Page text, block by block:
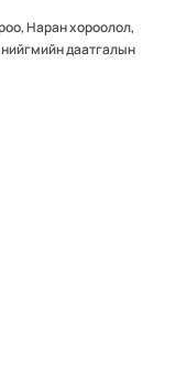
Наран хороолол,
даатгалын